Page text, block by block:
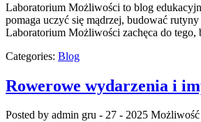
Laboratorium Możliwości to blog
pomaga uczyć się mądrzej, budować
Laboratorium Możliwości zachęca do
Categories: Blog
Rowerowe wydarzenia i
Posted by admin gru - 27 - 2025